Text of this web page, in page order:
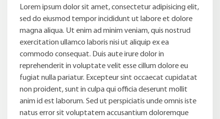
Lorem ipsum dolor sit amet, consectetur adipisicing elit,
sed do eiusmod tempor incididunt ut labore et dolore
magna aliqua. Ut enim ad minim veniam, quis nostrud
exercitation ullamco laboris nisi ut aliquip ex ea
commodo consequat. Duis aute irure dolor in
reprehenderit in voluptate velit esse cillum dolore eu
fugiat nulla pariatur. Excepteur sint occaecat cupidatat
non proident, sunt in culpa qui officia deserunt mollit
anim id est laborum. Sed ut perspiciatis unde omnis iste
natus error sit voluptatem accusantium doloremque